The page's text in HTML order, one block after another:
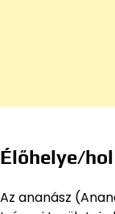
Élőhelye/
Az ananász